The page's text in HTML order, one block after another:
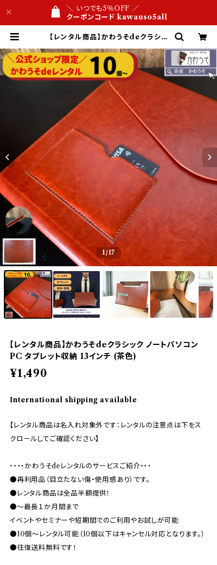
＼ いつでも5％OFF ／
クーポンコード kawauso5all
【レンタル商品】かわうそdeクラシッ
納 13インチ (茶色) | 【公式】ネットシ
ョップ 合皮レザー専門店 かわうそ ビ
ジネス文具屋 1万円以内 名入れ・ロ
ゴ刻印 １点から 送料無料
1/17
【レンタル商品】かわうそdeクラシック ノートパソコン
PC タブレット収納 13インチ (茶色)
¥1,490
International shipping available
【レンタル商品は名入れ対象外です：レンタルの注意点は下をス
クロールしてご確認ください】
・・・・かわうそdeレンタルのサービスご紹介・・・
●再利用品（目立たない傷・使用感あり）です。
●レンタル商品は全品半額提供！
●～最長１か月間まで
イベントやセミナーや短期間でのご利用やお試しが可能
●10個～レンタル可能（10個以下はキャンセル対応となります。）
●往復送料無料です！